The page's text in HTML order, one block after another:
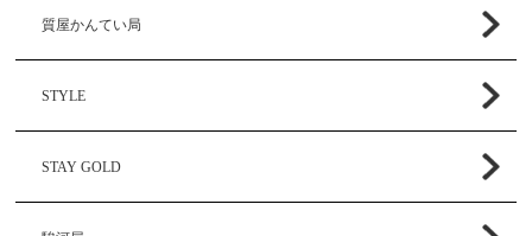
質屋かんてい局
STYLE
STAY GOLD